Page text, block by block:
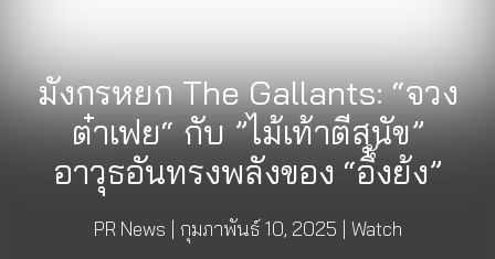
มังกรหยก The Gallants: “จวง
ต๋าเฟย“ กับ ”ไม้เท้าตีสุนัข”
อาวุธอันทรงพลังของ “อึ้งย้ง”
PR News | กุมภาพันธ์ 10, 2025 | Watch